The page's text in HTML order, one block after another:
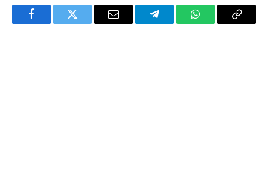
FacebookTwitter Email TelegramWhatsAppCopy